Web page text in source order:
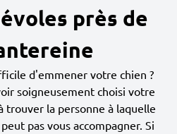
près de
d'emmener votre chien ?
soigneusement choisi votre
trouver la personne à laquelle
pas vous accompagner. Si